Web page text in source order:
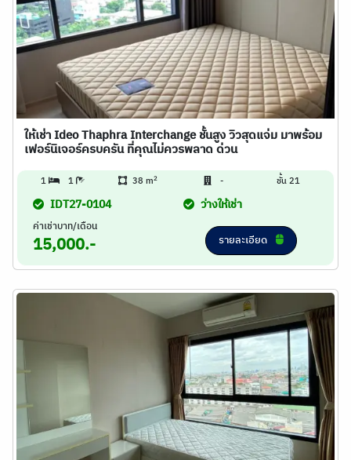
ให้เช่า Ideo Thaphra Interchange ชั้นสูง วิวสุดแจ่ม มาพร้อม
เฟอร์นิเจอร์ครบครัน ที่คุณไม่ควรพลาด ด่วน
1 1 38 m2 - ชั้น 21
IDT27-0104 ว่างให้เช่า
ค่าเช่าบาท/เดือน
15,000.- รายละเอียด